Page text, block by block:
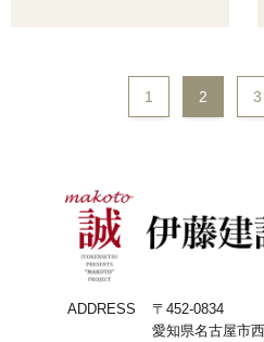
1 2 3
ADDRESS
〒452-0834
愛知県名古屋市